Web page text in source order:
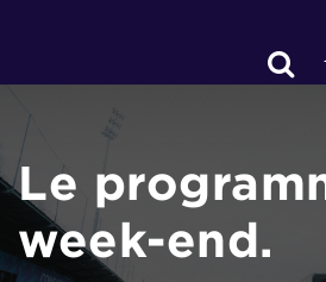
Le
week-end.